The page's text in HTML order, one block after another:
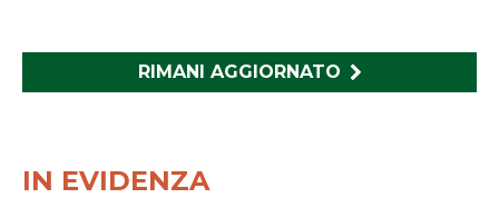
RIMANI AGGIORNATO
IN EVIDENZA